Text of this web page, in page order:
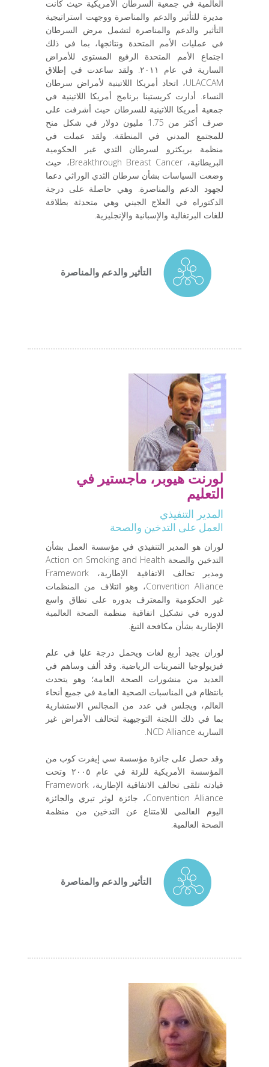
العالمية في جمعية السرطان الأمريكية حيث كانت
مديرة للتأثير والدعم والمناصرة ووجهت استراتيجية
التأثير والدعم والمناصرة لتشمل مرض السرطان
في عمليات الأمم المتحدة ونتائجها، بما في ذلك
اجتماع الأمم المتحدة الرفيع المستوى للأمراض
السارية في عام ٢٠١١. ولقد ساعدت في إطلاق
ULACCAM، اتحاد أمريكا اللاتينية لأمراض سرطان
النساء. أدارت كريستينا برنامج أمريكا اللاتينية في
جمعية أمريكا اللاتينية للسرطان حيث أشرفت على
صرف أكثر من 1.75 مليون دولار في شكل منح
للمجتمع المدني في المنطقة. ولقد عملت في
منظمة بريكثرو لسرطان الثدي غير الحكومية
البريطانية، Breakthrough Breast Cancer، حيث
وضعت السياسات بشأن سرطان الثدي الوراثي دعما
لجهود الدعم والمناصرة. وهي حاصلة على درجة
الدكتوراه في العلاج الجيني وهي متحدثة بطلاقة
للغات البرتغالية والإسبانية والإنجليزية.
التأثير والدعم والمناصرة
لورنت هيوبر، ماجستير في
التعليم
المدير التنفيذي
العمل على التدخين والصحة
لوران هو المدير التنفيذي في مؤسسة العمل بشأن
التدخين والصحة Action on Smoking and Health
ومدير تحالف الاتفاقية الإطارية، Framework
Convention Alliance، وهو ائتلاف من المنظمات
غير الحكومية والمعترف بدوره على نطاق واسع
لدوره في تشكيل اتفاقية منظمة الصحة العالمية
الإطارية بشأن مكافحة التبغ.
لوران يجيد أربع لغات ويحمل درجة عليا في علم
فيزيولوجيا التمرينات الرياضية. وقد ألف وساهم في
العديد من منشورات الصحة العامة؛ وهو يتحدث
بانتظام في المناسبات الصحية العامة في جميع أنحاء
العالم، ويجلس في عدد من المجالس الاستشارية
بما في ذلك اللجنة التوجيهية لتحالف الأمراض غير
السارية NCD Alliance.
وقد حصل على جائزة مؤسسة سي إيفرت كوب من
المؤسسة الأمريكية للرئة في عام ٢٠٠٥ وتحت
قيادته تلقى تحالف الاتفاقية الإطارية، Framework
Convention Alliance، جائزة لوثر تيري والجائزة
اليوم العالمي للامتناع عن التدخين من منظمة
الصحة العالمية.
التأثير والدعم والمناصرة